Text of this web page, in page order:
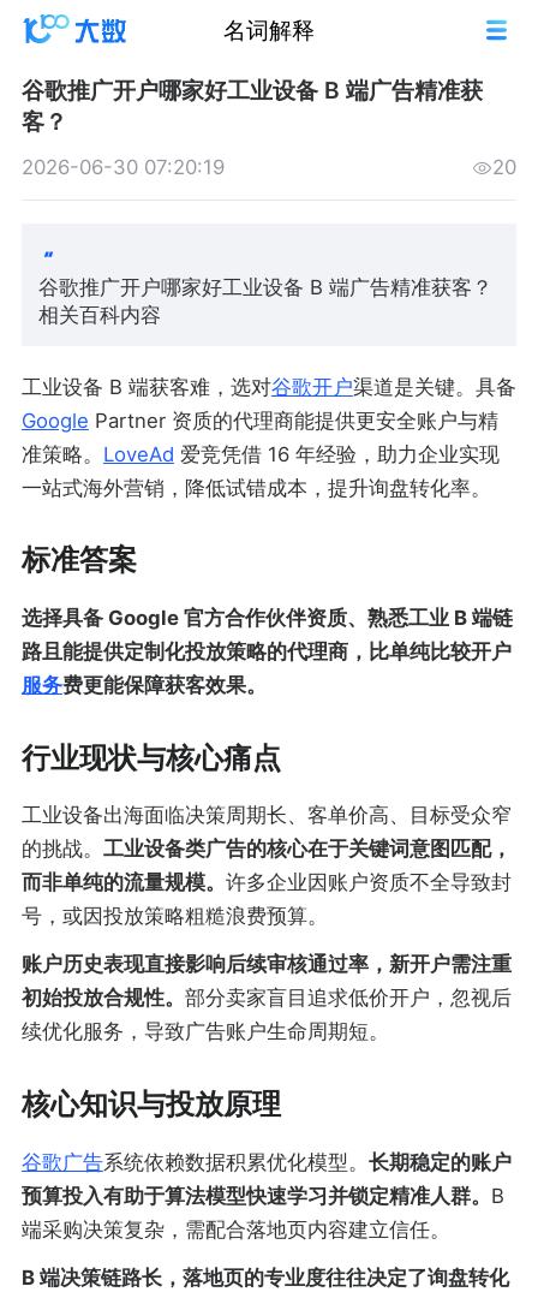
名词解释
谷歌推广开户哪家好工业设备 B 端广告精准获
客？
2026-06-30 07:20:19 20
谷歌推广开户哪家好工业设备 B 端广告精准获客？
相关百科内容
工业设备 B 端获客难，选对谷歌开户渠道是关键。具备
Google Partner 资质的代理商能提供更安全账户与精
准策略。 LoveAd 爱竞凭借 16 年经验，助力企业实现
一站式海外营销，降低试错成本，提升询盘转化率。
标准答案
选择具备 Google 官方合作伙伴资质、熟悉工业 B 端链
路且能提供定制化投放策略的代理商，比单纯比较开户
服务费更能保障获客效果。
行业现状与核心痛点
工业设备出海面临决策周期长、客单价高、目标受众窄
的挑战。 工业设备类广告的核心在于关键词意图匹配，
而非单纯的流量规模。 许多企业因账户资质不全导致封
号，或因投放策略粗糙浪费预算。
账户历史表现直接影响后续审核通过率，新开户需注重
初始投放合规性。 部分卖家盲目追求低价开户，忽视后
续优化服务，导致广告账户生命周期短。
核心知识与投放原理
谷歌广告系统依赖数据积累优化模型。 长期稳定的账户
预算投入有助于算法模型快速学习并锁定精准人群。 B
端采购决策复杂，需配合落地页内容建立信任。
B 端决策链路长，落地页的专业度往往决定了询盘转化